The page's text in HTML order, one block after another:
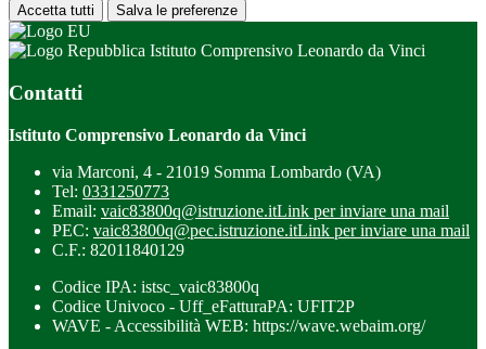
Accetta tutti Salva le preferenze
Istituto Comprensivo Leonardo da Vinci
Contatti
Istituto Comprensivo Leonardo da Vinci
via Marconi, 4 - 21019 Somma Lombardo (VA)
Tel: 0331250773
Email: vaic83800q@istruzione.itLink per inviare una mail
PEC: vaic83800q@pec.istruzione.itLink per inviare una mail
C.F.: 82011840129
Codice IPA: istsc_vaic83800q
Codice Univoco - Uff_eFatturaPA: UFIT2P
WAVE - Accessibilità WEB: https://wave.webaim.org/